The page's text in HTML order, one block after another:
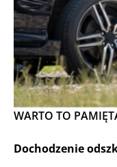
WARTO TO
Dochodzenie